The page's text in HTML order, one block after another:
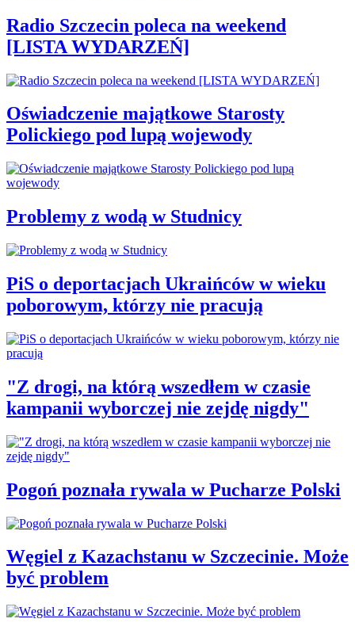
Radio Szczecin poleca na weekend
[LISTA WYDARZEŃ]
Oświadczenie majątkowe Starosty
Polickiego pod lupą wojewody
Problemy z wodą w Studnicy
PiS o deportacjach Ukraińców w wieku
poborowym, którzy nie pracują
"Z drogi, na którą wszedłem w czasie
kampanii wyborczej nie zejdę nigdy"
Pogoń poznała rywala w Pucharze Polski
Węgiel z Kazachstanu w Szczecinie. Może
być problem